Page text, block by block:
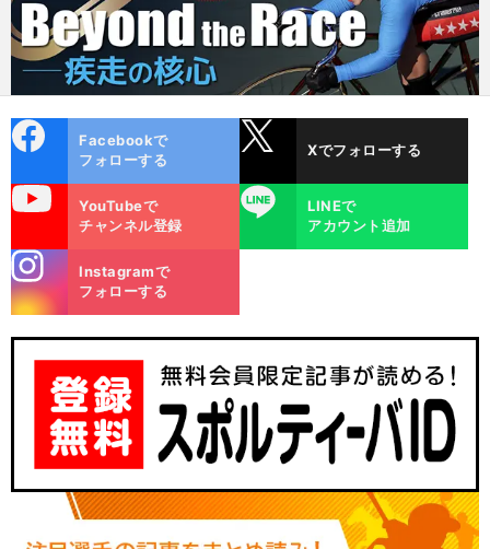
ok
Facebookで
フォローする
Xでフォローする
YouTubeで
チャンネル登録
LINE
LINEで
アカウント追加
m
Instagramで
フォローする